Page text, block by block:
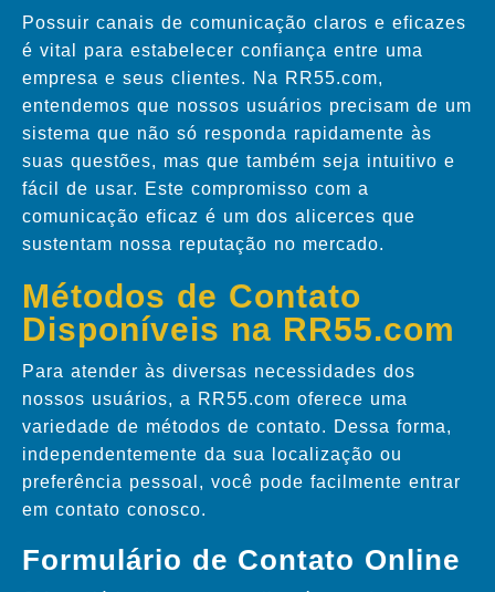
Possuir canais de comunicação claros e eficazes
é vital para estabelecer confiança entre uma
empresa e seus clientes. Na RR55.com,
entendemos que nossos usuários precisam de um
sistema que não só responda rapidamente às
suas questões, mas que também seja intuitivo e
fácil de usar. Este compromisso com a
comunicação eficaz é um dos alicerces que
sustentam nossa reputação no mercado.
Métodos de Contato
Disponíveis na RR55.com
Para atender às diversas necessidades dos
nossos usuários, a RR55.com oferece uma
variedade de métodos de contato. Dessa forma,
independentemente da sua localização ou
preferência pessoal, você pode facilmente entrar
em contato conosco.
Formulário de Contato Online